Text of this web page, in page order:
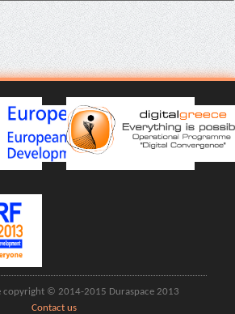
copyright © 2014-2015 Duraspace 2013
Contact us